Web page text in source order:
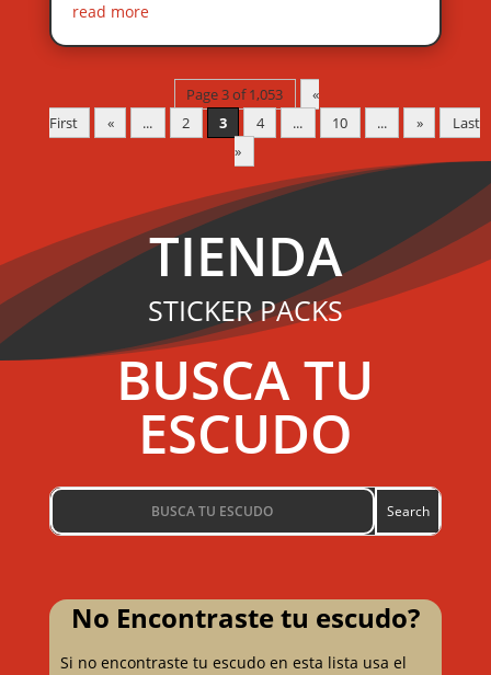
read more
Page 3 of 1,053
«
First
« ... 2 3 4 ... 10 ... »
Last
»
TIENDA
STICKER PACKS
BUSCA TU
ESCUDO
No Encontraste tu escudo?
Si no encontraste tu escudo en esta lista usa el